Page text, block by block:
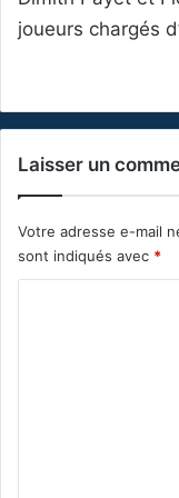
joueurs chargés
Laisser un
Votre adresse e-mail
sont indiqués avec *